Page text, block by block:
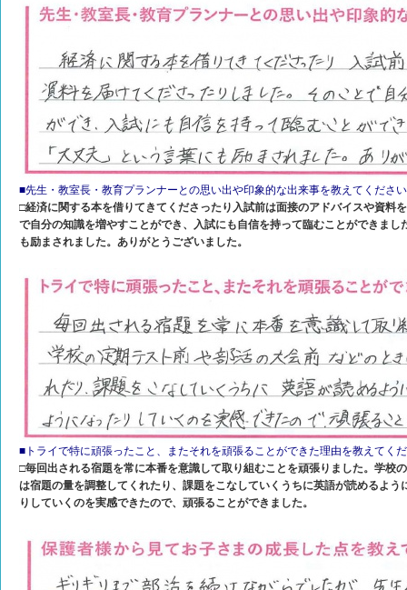
■先生・教室長・教育プランナーとの思い出や印象的な出来事を教えてください
□経済に関する本を借りてきてくださったり入試前は面接のアドバイスや資料
で自分の知識を増やすことができ、入試にも自信を持って臨むことができま
も励まされました。ありがとうございました。
■トライで特に頑張ったこと、またそれを頑張ることができた理由を教えてく
□毎回出される宿題を常に本番を意識して取り組むことを頑張りました。学校
は宿題の量を調整してくれたり、課題をこなしていくうちに英語が読めるよ
りしていくのを実感できたので、頑張ることができました。